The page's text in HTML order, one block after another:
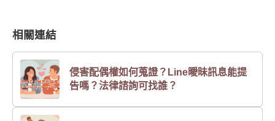
相關連結
侵害配偶權如何蒐證？Line曖昧訊息能提
告嗎？法律諮詢可找誰？